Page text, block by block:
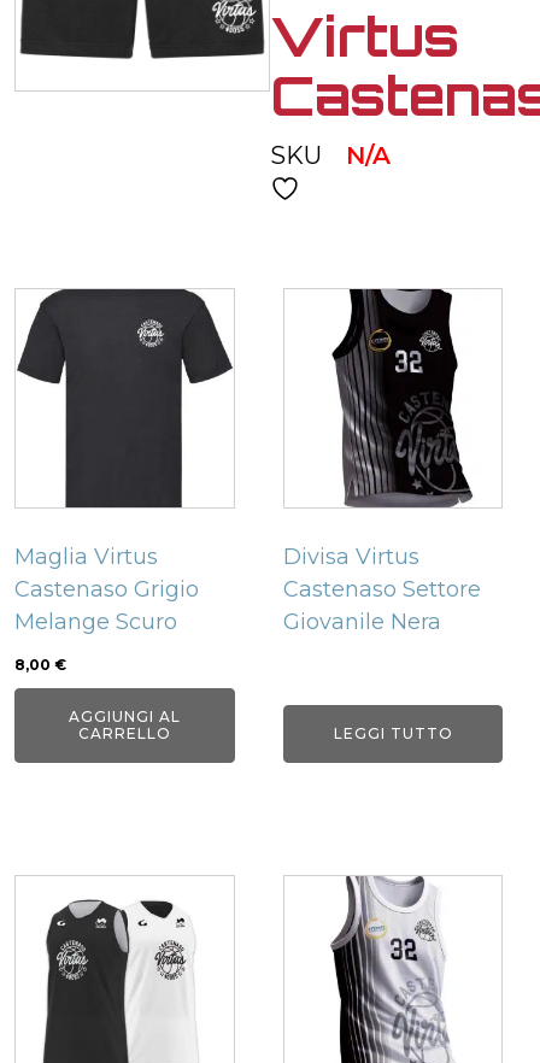
Virtus
SKU N/A
Maglia Virtus
Castenaso Grigio
Melange Scuro
8,00 €
AGGIUNGI AL
CARRELLO
Divisa Virtus
Castenaso Settore
Giovanile Nera
LEGGI TUTTO